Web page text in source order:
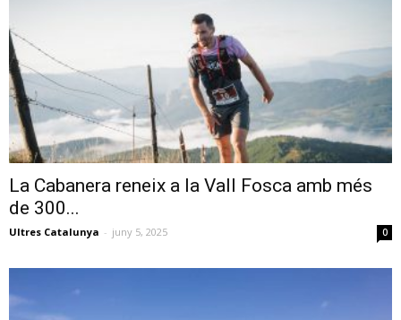
La Cabanera reneix a la Vall Fosca amb més
de 300...
Ultres Catalunya - juny 5, 2025 0